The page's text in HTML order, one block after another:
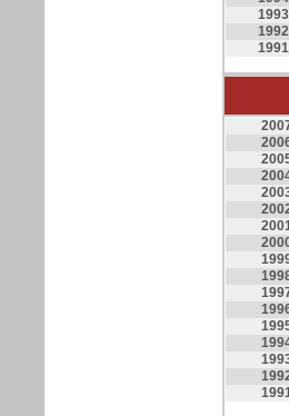
1993
1992
1991